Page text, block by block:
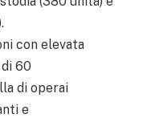
con elevata
60
di operai
e